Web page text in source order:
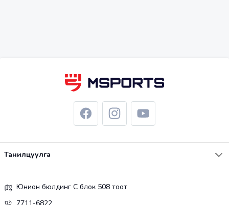
Танилцуулга
Юнион бюлдинг С блок 508 тоот